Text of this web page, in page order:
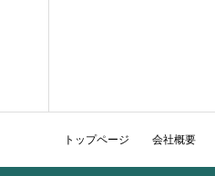
トップページ 会社概要